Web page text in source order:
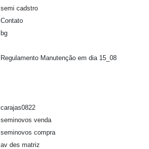
semi cadstro
Contato
bg
Regulamento Manutenção em dia 15_08
carajas0822
seminovos venda
seminovos compra
av des matriz